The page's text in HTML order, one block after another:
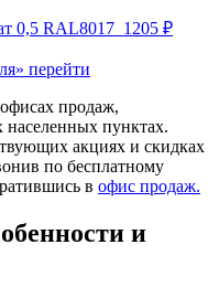
0,5 RAL8017 1205 ₽
перейти
продаж,
пунктах.
акциях и скидках
по бесплатному
в офис продаж.
и